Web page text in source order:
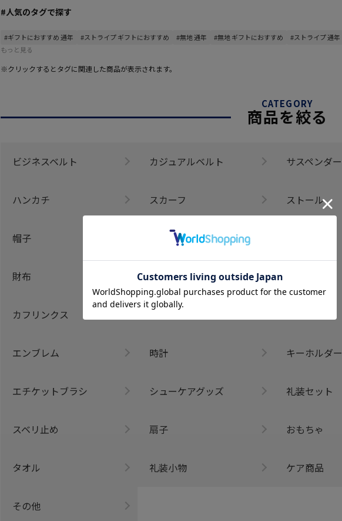
#人気のタグで探す
#ギフトにおすすめ 通年 #ストライプ ギフトにおすすめ #無地 通年 #無地 ギフトにおすすめ #ストライプ 通年
もっと見る
※クリックするとタグに関連した商品が表示されます。
CATEGORY
商品を絞る
ビジネスベルト カジュアルベルト サスペンダー
ハンカチ スカーフ ストール
帽子
財布 名刺入れ
カフリンクス タイピン
エンブレム 時計 キーホルダー
エチケットブラシ シューケアグッズ 礼装セット
スベリ止め 扇子 おもちゃ
タオル 礼装小物 ケア商品
その他